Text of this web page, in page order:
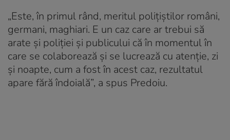
„Este, în primul rând, meritul polițiștilor români,
germani, maghiari. E un caz care ar trebui să
arate și poliției și publicului că în momentul în
care se colaborează și se lucrează cu atenție, zi
și noapte, cum a fost în acest caz, rezultatul
apare fără îndoială”, a spus Predoiu.